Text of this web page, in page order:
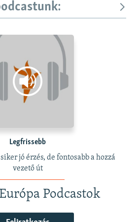
Legfrissebb
jó érzés, de fontosabb a hozzá
vezető út
Podcastok